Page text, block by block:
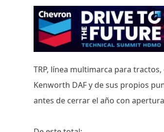
TRP, línea multimarca para
Kenworth DAF y de sus propios
antes de cerrar el año con